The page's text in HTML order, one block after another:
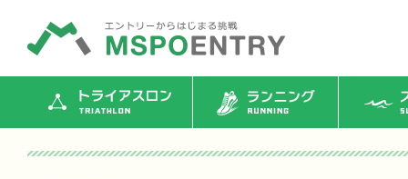
トライアスロン ランニング ス